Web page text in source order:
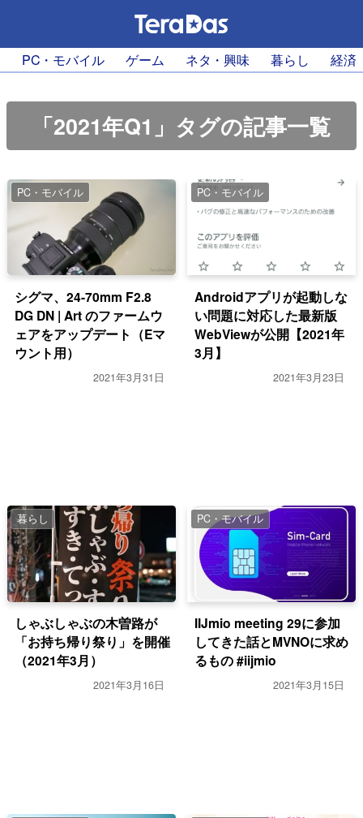
PC・モバイル ゲーム ネタ・興味 暮らし 経済
「2021年Q1」タグの記事一覧
PC・モバイル
シグマ、24-70mm F2.8
DG DN | Art のファームウ
ェアをアップデート（Eマ
ウント用）
2021年3月31日
PC・モバイル
Androidアプリが起動しな
い問題に対応した最新版
WebViewが公開【2021年
3月】
2021年3月23日
暮らし
しゃぶしゃぶの木曽路が
「お持ち帰り祭り」を開催
（2021年3月）
2021年3月16日
PC・モバイル
IIJmio meeting 29に参加
してきた話とMVNOに求め
るもの #iijmio
2021年3月15日